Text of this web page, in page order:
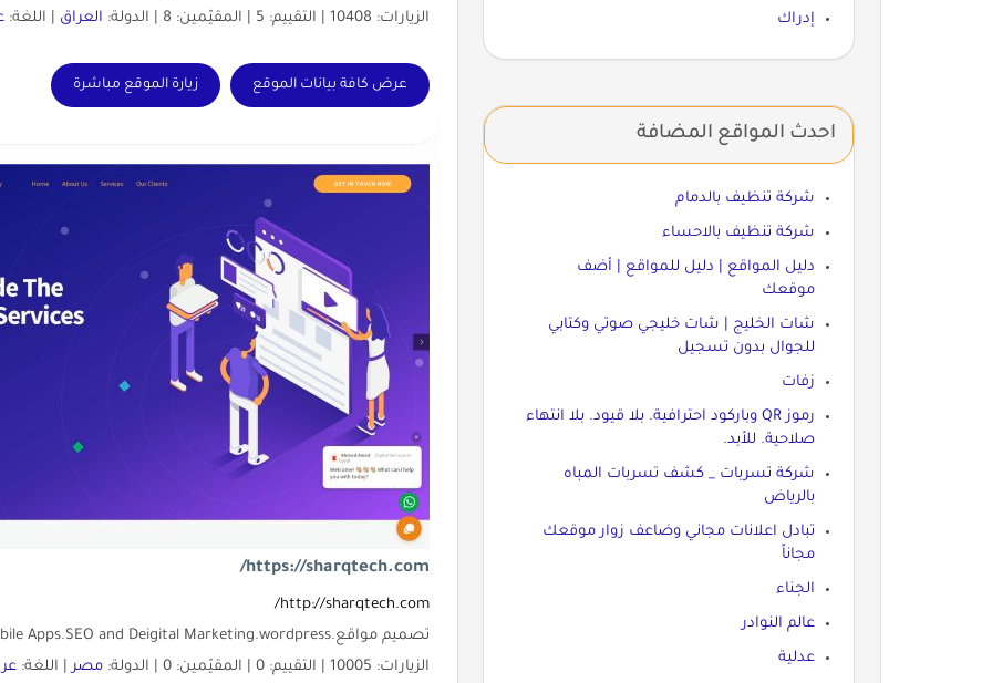
الزيارات: 10408 | التقييم: 5 | المقيّمين: 8 | الدولة:
العراق | اللغة:
عرض كافة بيانات الموقع زيارة الموقع مباشرة
https://sharqtech.com/
http://sharqtech.com/
تصميم مواقع.ecommerce.Web Desgin.Mobile Apps.SEO and Deigital Marketing.wordpress
الزيارات: 10005 | التقييم: 0 | المقيّمين: 0 | الدولة:
مصر | اللغة:
إدراك
احدث المواقع المضافة
شركة تنظيف بالدمام
شركة تنظيف بالاحساء
دليل المواقع | دليل للمواقع | أضف
موقعك
شات الخليج | شات خليجي صوتي وكتابي
للجوال بدون تسجيل
زفات
رموز QR وباركود احترافية. بلا قيود. بلا انتهاء
صلاحية. للأبد.
شركة تسربات _ كشف تسربات المباه
بالرياض
تبادل اعلانات مجاني وضاعف زوار موقعك
مجاناً
الجناء
عالم النوادر
عدلية